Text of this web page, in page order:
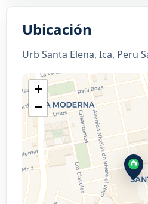
Ubicación
Urb Santa Elena, Ica, Peru
+
−